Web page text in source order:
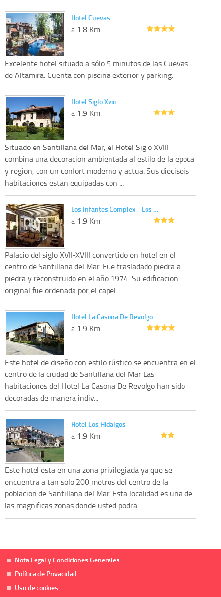
Hotel Cuevas
a 1.8 Km
Excelente hotel situado a sólo 5 minutos de las Cuevas
de Altamira. Cuenta con piscina exterior y parking.
Hotel Siglo Xviii
a 1.9 Km
Situado en Santillana del Mar, el Hotel Siglo XVIII
combina una decoracion ambientada al estilo de la epoca
y region, con un confort moderno y actua. Sus dieciseis
habitaciones estan equipadas con ...
Los Infantes Complex - Los …
a 1.9 Km
Palacio del siglo XVII-XVIII convertido en hotel en el
centro de Santillana del Mar. Fue trasladado piedra a
piedra y reconstruido en el año 1974. Su edificacion
original fue ordenada por el capel...
Hotel La Casona De Revolgo
a 1.9 Km
Este hotel de diseño con estilo rústico se encuentra en el
centro de la ciudad de Santillana del Mar Las
habitaciones del Hotel La Casona De Revolgo han sido
decoradas de manera indiv...
Hotel Los Hidalgos
a 1.9 Km
Este hotel esta en una zona privilegiada ya que se
encuentra a tan solo 200 metros del centro de la
poblacion de Santillana del Mar. Esta localidad es una de
las magnificas zonas donde usted podra ...
Nota Legal y Condiciones Generales
Política de Privacidad
Uso de cookies